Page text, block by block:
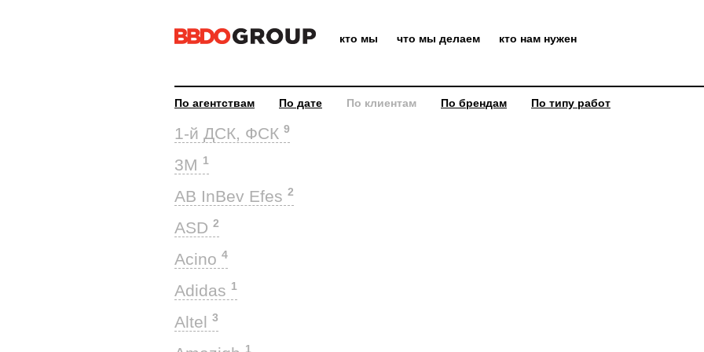
кто мы что мы делаем кто нам нужен
По агентствам По дате По клиентам По брендам По типу работ
1-й ДСК, ФСК 9
3M 1
AB InBev Efes 2
ASD 2
Acino 4
Adidas 1
Altel 3
1